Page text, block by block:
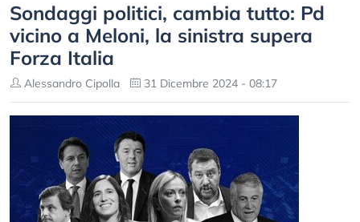
Sondaggi politici, cambia tutto: Pd
vicino a Meloni, la sinistra supera
Forza Italia
Alessandro Cipolla 31 Dicembre 2024 - 08:17